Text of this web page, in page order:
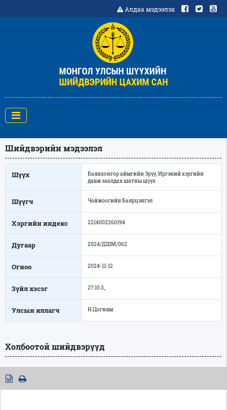
Алдаа мэдээлэх
Шийдвэрийн мэдээлэл
Шүүх
Баянхонгор аймгийн Эрүү, Иргэний хэргийн
давж заалдах шатны шүүх
Шүүгч Чойжоогийн Баярцэнгэл
Хэргийн индекс 2214002260194
Дугаар 2024/ДШМ/062
Огноо 2024-11-12
Зүйл хэсэг 27.10.3.,
Улсын яллагч Н.Цогням
Холбоотой шийдвэрүүд